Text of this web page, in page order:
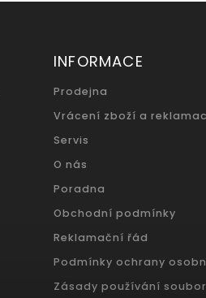
INFORMACE
Prodejna
Vrácení zboží a
Servis
O nás
Poradna
Obchodní podmínky
Reklamační řád
Podmínky ochrany
Zásady používání